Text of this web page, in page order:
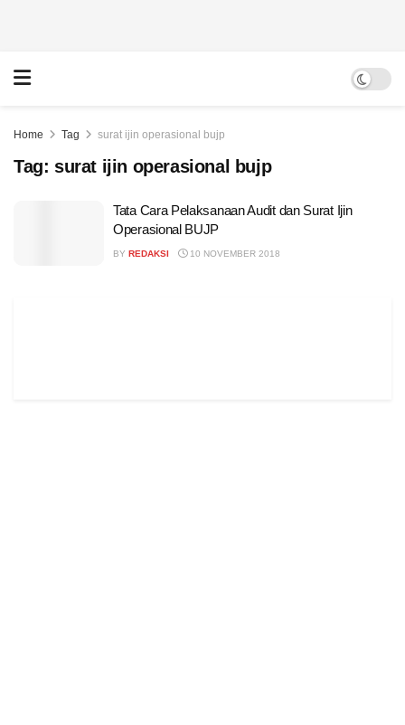
Home Tag surat ijin operasional bujp
Tag: surat ijin operasional bujp
Tata Cara Pelaksanaan Audit dan Surat Ijin
Operasional BUJP
BY REDAKSI 10 NOVEMBER 2018